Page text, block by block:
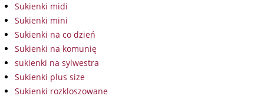
Sukienki midi
Sukienki mini
Sukienki na co dzień
Sukienki na komunię
sukienki na sylwestra
Sukienki plus size
Sukienki rozkloszowane